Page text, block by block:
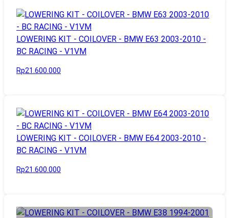
LOWERING KIT - COILOVER - BMW E63 2003-2010 -
BC RACING - V1VM
Rp21.600.000
LOWERING KIT - COILOVER - BMW E64 2003-2010 -
BC RACING - V1VM
Rp21.600.000